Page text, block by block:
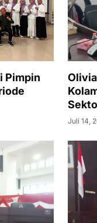
Pimpin
Juli 14,